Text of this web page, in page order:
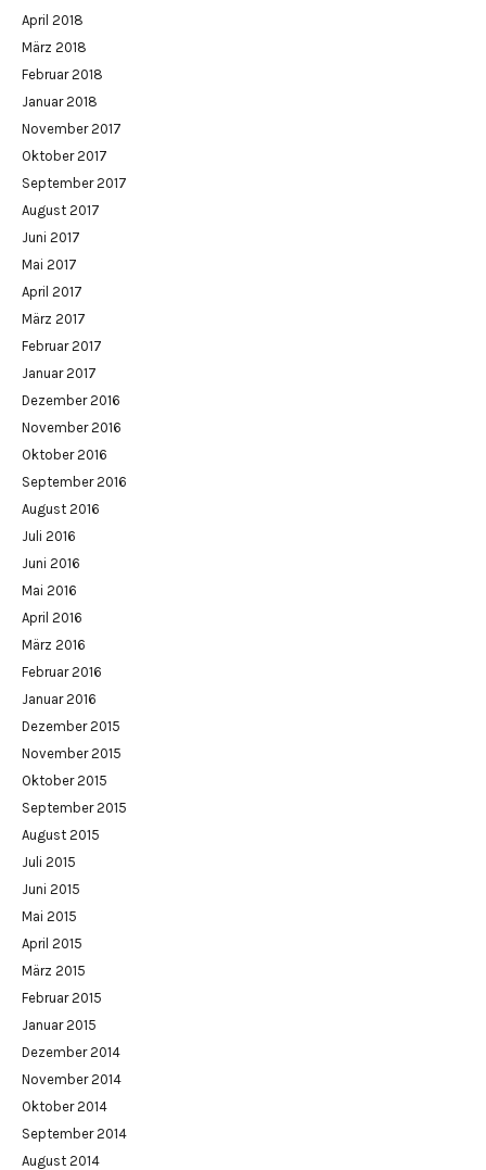
April 2018
März 2018
Februar 2018
Januar 2018
November 2017
Oktober 2017
September 2017
August 2017
Juni 2017
Mai 2017
April 2017
März 2017
Februar 2017
Januar 2017
Dezember 2016
November 2016
Oktober 2016
September 2016
August 2016
Juli 2016
Juni 2016
Mai 2016
April 2016
März 2016
Februar 2016
Januar 2016
Dezember 2015
November 2015
Oktober 2015
September 2015
August 2015
Juli 2015
Juni 2015
Mai 2015
April 2015
März 2015
Februar 2015
Januar 2015
Dezember 2014
November 2014
Oktober 2014
September 2014
August 2014